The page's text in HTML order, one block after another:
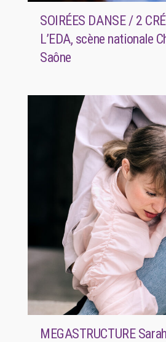
SOIRÉES DANSE / 2
L’EDA, scène nationale
Saône
MEGASTRUCTURE